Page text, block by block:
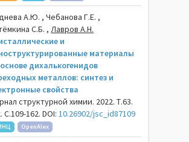
А.Ю. , Чебанова Г.Е. ,
С.Б. ,Лавров А.Н.
и
материалы
дихалькогенидов
металлов: синтез и
свойства
структурной химии. 2022. Т.63.
С.109-162. DOI:10.26902/jsc_id87109
OpenAlex